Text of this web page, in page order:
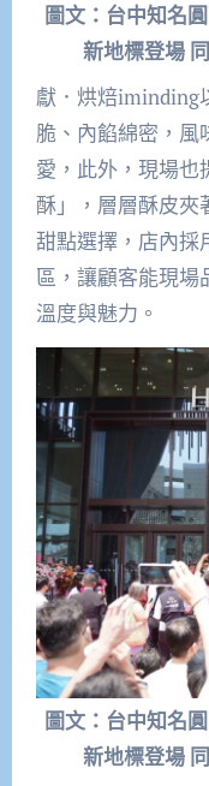
圖文：台中知名
新地標登場
獻．烘焙iminding
脆、內餡綿密，風
愛，此外，現場也
酥」，層層酥皮夾
甜點選擇，店內採
區，讓顧客能現場
溫度與魅力。
圖文：台中知名
新地標登場